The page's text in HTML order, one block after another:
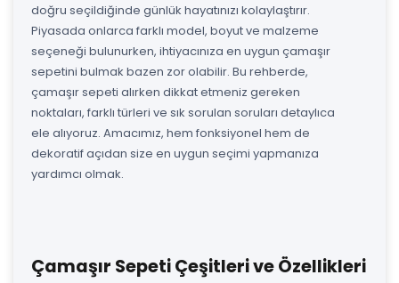
doğru seçildiğinde günlük hayatınızı kolaylaştırır.
Piyasada onlarca farklı model, boyut ve malzeme
seçeneği bulunurken, ihtiyacınıza en uygun çamaşır
sepetini bulmak bazen zor olabilir. Bu rehberde,
çamaşır sepeti alırken dikkat etmeniz gereken
noktaları, farklı türleri ve sık sorulan soruları detaylıca
ele alıyoruz. Amacımız, hem fonksiyonel hem de
dekoratif açıdan size en uygun seçimi yapmanıza
yardımcı olmak.
Çamaşır Sepeti Çeşitleri ve Özellikleri